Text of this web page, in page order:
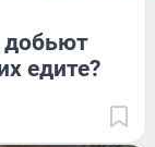
добьют
едите?